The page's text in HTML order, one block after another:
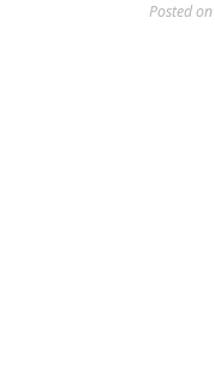
Posted on